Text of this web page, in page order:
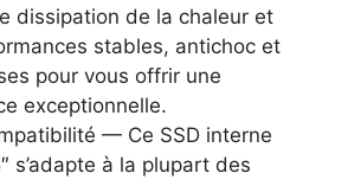
dissipation de la chaleur et
stables, antichoc et
pour vous offrir une
exceptionnelle.
— Ce SSD interne
s’adapte à la plupart des